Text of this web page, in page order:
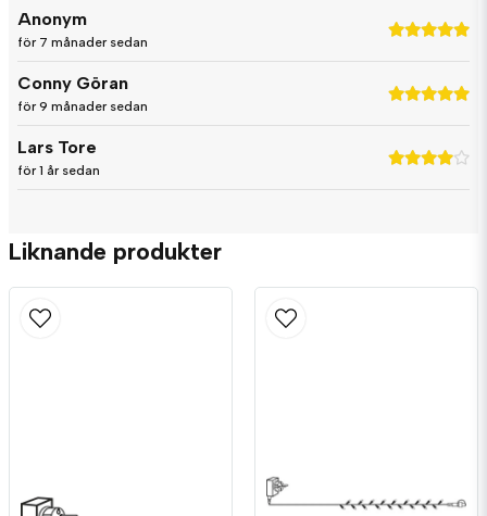
name
Namn
email
Mejladress
Skicka fråga
Anonym
för 7 månader sedan
Conny Göran
för 9 månader sedan
Lars Tore
för 1 år sedan
Liknande produkter